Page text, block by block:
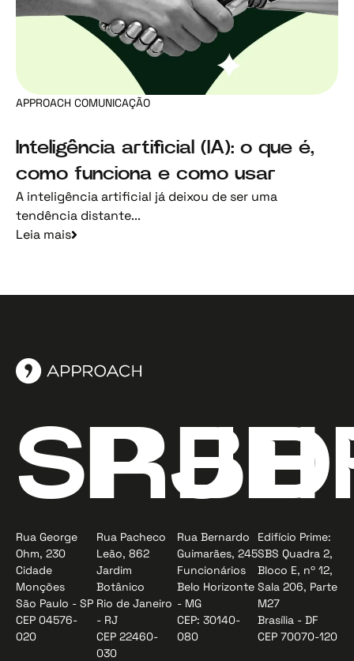
APPROACH COMUNICAÇÃO
Inteligência artificial (IA): o que é,
como funciona e como usar
A inteligência artificial já deixou de ser uma
tendência distante...
Leia mais
SP
Rua George
Ohm, 230
Cidade
Monções
São Paulo - SP
CEP 04576-
020
RJ
Rua Pacheco
Leão, 862
Jardim
Botânico
Rio de Janeiro
- RJ
CEP 22460-
030
BH
Rua Bernardo
Guimarães, 245
Funcionários
Belo Horizonte
- MG
CEP: 30140-
080
Edifício Prime:
SBS Quadra 2,
Bloco E, nº 12,
Sala 206, Parte
M27
Brasília - DF
CEP 70070-120